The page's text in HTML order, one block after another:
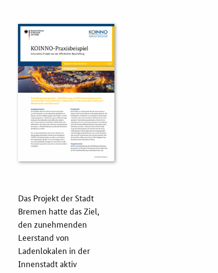
Fristenassistent
KOINNOvationsplatz
LZK-Rechner
Preis-Leistungs-Gewichtungs-Check
Zertifizierung
Startups & innovative KMU
Services
Das Projekt der Stadt
Bremen hatte das Ziel,
den zunehmenden
Leerstand von
Ladenlokalen in der
Innenstadt aktiv